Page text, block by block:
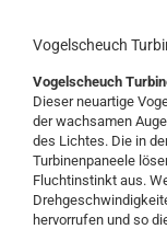
Vogelscheuch
Vogelscheuch
Dieser neuartige
der wachsamen
des Lichtes. Die in
Turbinenpaneele
Fluchtinstinkt aus.
hervorrufen und so